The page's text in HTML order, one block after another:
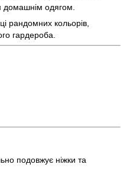
домашнім одягом.
рандомних кольорів,
гардероба.
подовжує ніжки та